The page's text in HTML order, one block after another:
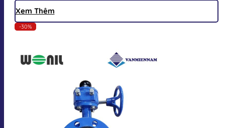
Xem Thêm
-30%